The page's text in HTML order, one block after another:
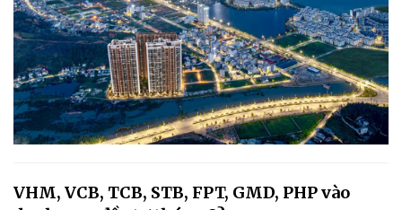
VHM, VCB, TCB, STB, FPT, GMD, PHP vào